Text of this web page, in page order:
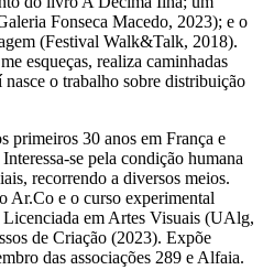
Fonseca Macedo, 2023); e o
(Festival Walk&Talk, 2018).
esqueças, realiza caminhadas
o trabalho sobre distribuição
primeiros 30 anos em França e
se pela condição humana
recorrendo a diversos meios.
Ar.Co e o curso experimental
em Artes Visuais (UAlg,
de Criação (2023). Expõe
das associações 289 e Alfaia.